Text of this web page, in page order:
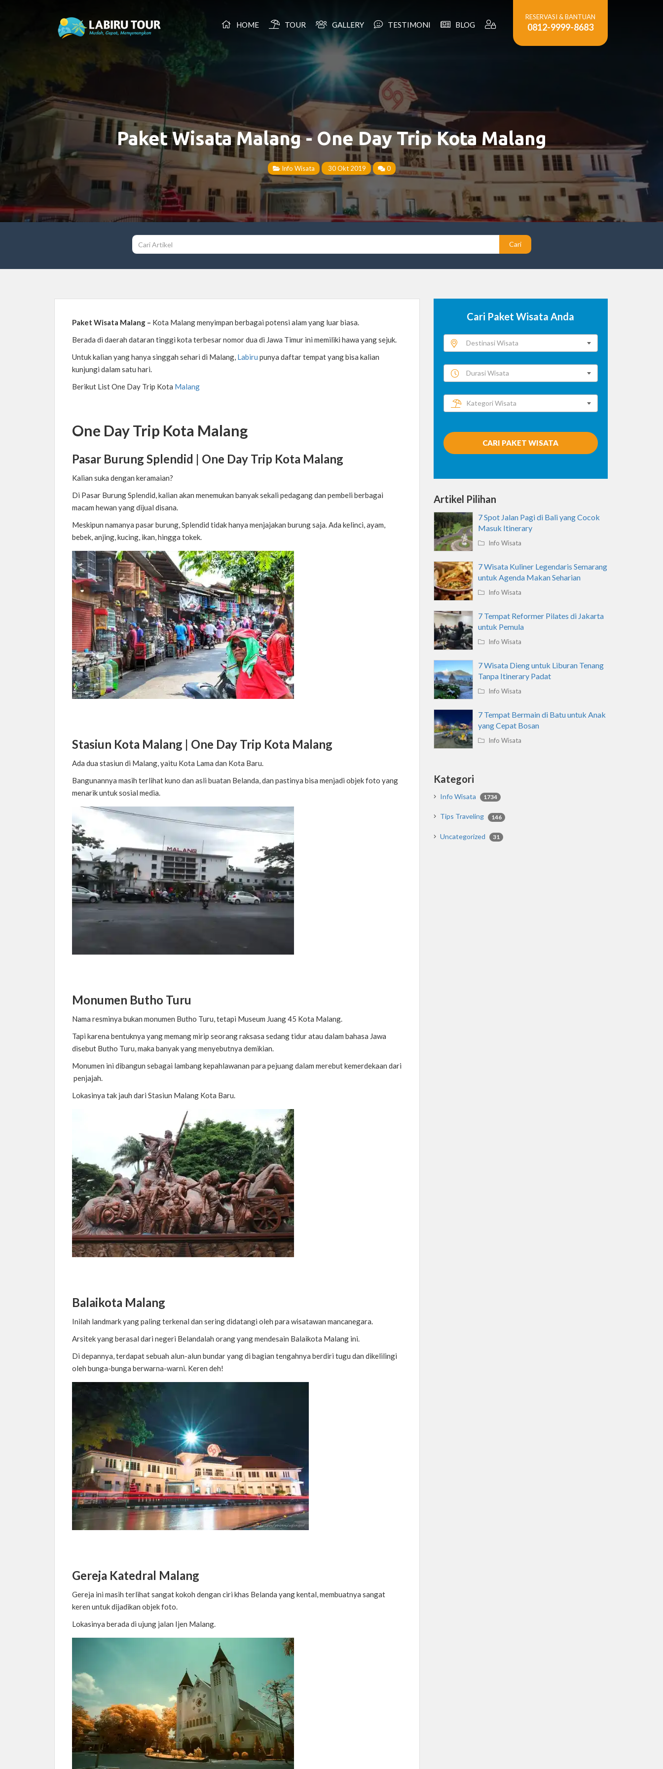
HOME TOUR GALLERY TESTIMONI BLOG
RESERVASI & BANTUAN
0812-9999-8683
Paket Wisata Malang - One Day Trip Kota Malang
Info Wisata 30 Okt 2019 0
Cari
Paket Wisata Malang – Kota Malang menyimpan berbagai potensi alam yang luar biasa.
Berada di daerah dataran tinggi kota terbesar nomor dua di Jawa Timur ini memiliki hawa yang sejuk.
Untuk kalian yang hanya singgah sehari di Malang, Labiru punya daftar tempat yang bisa kalian
kunjungi dalam satu hari.
Berikut List One Day Trip Kota Malang
One Day Trip Kota Malang
Pasar Burung Splendid | One Day Trip Kota Malang
Kalian suka dengan keramaian?
Di Pasar Burung Splendid, kalian akan menemukan banyak sekali pedagang dan pembeli berbagai
macam hewan yang dijual disana.
Meskipun namanya pasar burung, Splendid tidak hanya menjajakan burung saja. Ada kelinci, ayam,
bebek, anjing, kucing, ikan, hingga tokek.
Stasiun Kota Malang | One Day Trip Kota Malang
Ada dua stasiun di Malang, yaitu Kota Lama dan Kota Baru.
Bangunannya masih terlihat kuno dan asli buatan Belanda, dan pastinya bisa menjadi objek foto yang
menarik untuk sosial media.
Monumen Butho Turu
Nama resminya bukan monumen Butho Turu, tetapi Museum Juang 45 Kota Malang.
Tapi karena bentuknya yang memang mirip seorang raksasa sedang tidur atau dalam bahasa Jawa
disebut Butho Turu, maka banyak yang menyebutnya demikian.
Monumen ini dibangun sebagai lambang kepahlawanan para pejuang dalam merebut kemerdekaan dari
penjajah.
Lokasinya tak jauh dari Stasiun Malang Kota Baru.
Balaikota Malang
Inilah landmark yang paling terkenal dan sering didatangi oleh para wisatawan mancanegara.
Arsitek yang berasal dari negeri Belandalah orang yang mendesain Balaikota Malang ini.
Di depannya, terdapat sebuah alun-alun bundar yang di bagian tengahnya berdiri tugu dan dikelilingi
oleh bunga-bunga berwarna-warni. Keren deh!
Gereja Katedral Malang
Gereja ini masih terlihat sangat kokoh dengan ciri khas Belanda yang kental, membuatnya sangat
keren untuk dijadikan objek foto.
Lokasinya berada di ujung jalan Ijen Malang.
Cari Paket Wisata Anda
Destinasi Wisata
Durasi Wisata
Kategori Wisata
CARI PAKET WISATA
Artikel Pilihan
7 Spot Jalan Pagi di Bali yang Cocok
Masuk Itinerary
Info Wisata
7 Wisata Kuliner Legendaris Semarang
untuk Agenda Makan Seharian
Info Wisata
7 Tempat Reformer Pilates di Jakarta
untuk Pemula
Info Wisata
7 Wisata Dieng untuk Liburan Tenang
Tanpa Itinerary Padat
Info Wisata
7 Tempat Bermain di Batu untuk Anak
yang Cepat Bosan
Info Wisata
Kategori
Info Wisata 1734
Tips Traveling 146
Uncategorized 31